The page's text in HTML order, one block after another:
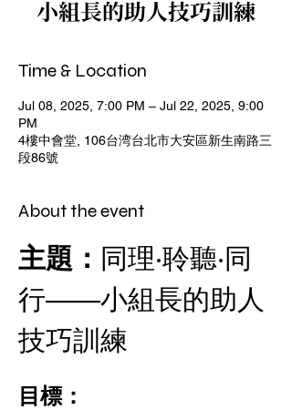
小組長的助人技巧訓練
Time & Location
Jul 08, 2025, 7:00 PM – Jul 22, 2025, 9:00
PM
4樓中會堂, 106台湾台北市大安區新生南路三
段86號
About the event
主題： 同理‧聆聽‧同
行——小組長的助人
技巧訓練
目標：